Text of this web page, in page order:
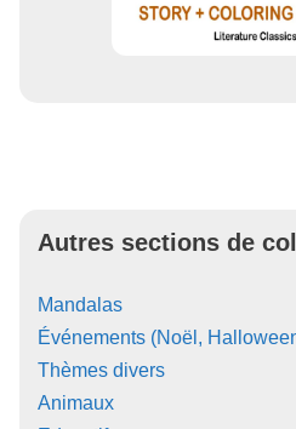
Autres sections de
Mandalas
Événements (Noël,
Thèmes divers
Animaux